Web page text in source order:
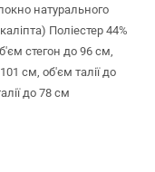
натурального
Поліестер 44%
стегон до 96 см,
см, об'єм талії до
до 78 см